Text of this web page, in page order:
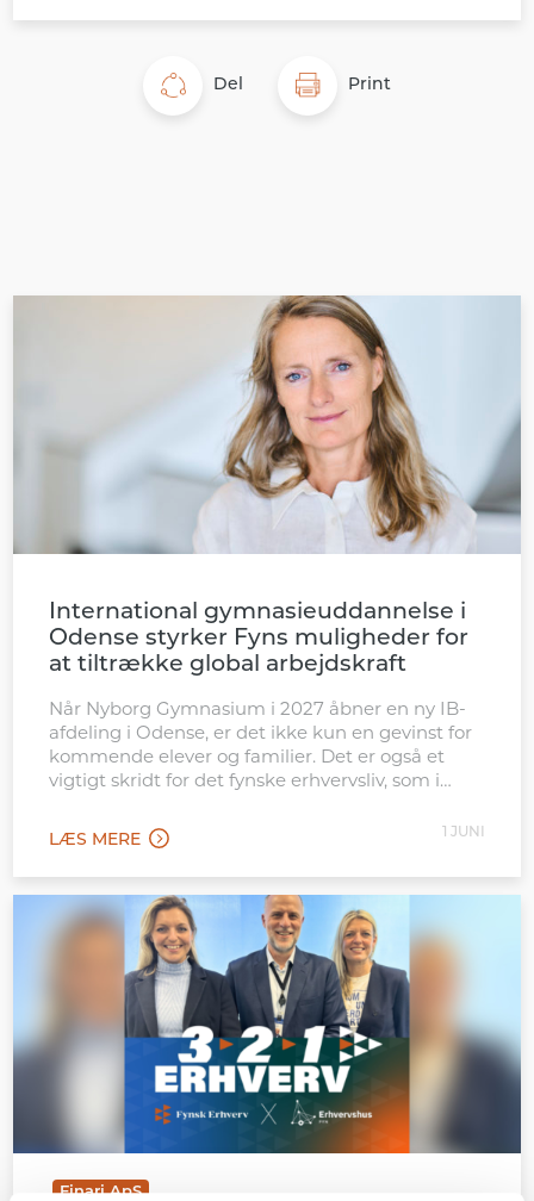
Del Print
International gymnasieuddannelse i
Odense styrker Fyns muligheder for
at tiltrække global arbejdskraft
Når Nyborg Gymnasium i 2027 åbner en ny IB-
afdeling i Odense, er det ikke kun en gevinst for
kommende elever og familier. Det er også et
vigtigt skridt for det fynske erhvervsliv, som i
kvalificeret arbejdskraft. Den nye afdeling
placeres tæt ved Odense Banegård, hvilket gør
tilbuddet let tilgængeligt for […]
LÆS MERE 1 JUNI
Finari ApS